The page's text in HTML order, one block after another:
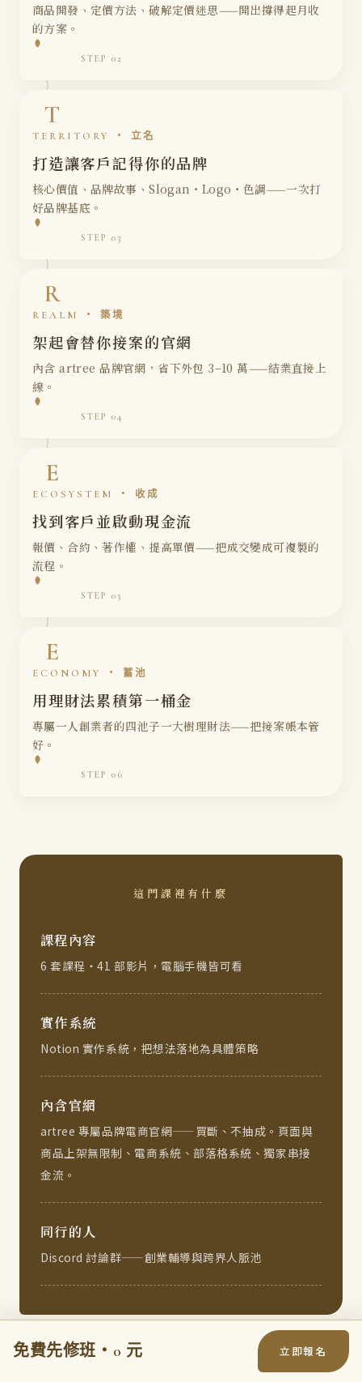
商品開發、定價方法、破解定價迷思——開出撐得起月收
的方案。
STEP 02
T
TERRITORY ・ 立名
打造讓客戶記得你的品牌
核心價值、品牌故事、Slogan・Logo・色調——一次打
好品牌基底。
STEP 03
R
REALM ・ 築境
架起會替你接案的官網
內含 artree 品牌官網，省下外包 3–10 萬——結業直接上
線。
STEP 04
E
ECOSYSTEM ・ 收成
找到客戶並啟動現金流
報價、合約、著作權、提高單價——把成交變成可複製的
流程。
STEP 05
E
ECONOMY ・ 蓄池
用理財法累積第一桶金
專屬一人創業者的四池子一大樹理財法——把接案帳本管
好。
STEP 06
這門課裡有什麼
課程內容
6 套課程・41 部影片，電腦手機皆可看
實作系統
Notion 實作系統，把想法落地為具體策略
內含官網
artree 專屬品牌電商官網——買斷、不抽成。頁面與
商品上架無限制、電商系統、部落格系統、獨家串接
金流。
同行的人
Discord 討論群——創業輔導與跨界人脈池
免費先修班・0 元 立即報名